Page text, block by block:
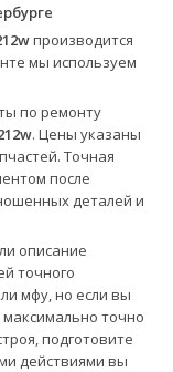
производится
мы используем
по ремонту
. Цены указаны
Точная
после
деталей и
описание
точного
мфу, но если вы
точно
подготовите
действиями вы